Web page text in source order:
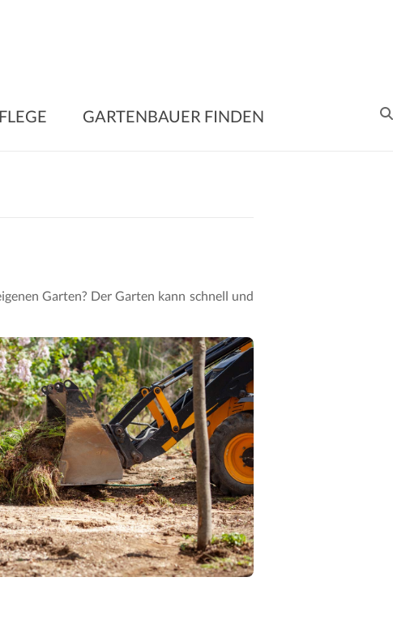
GARTENBAUER FINDEN
Garten? Der Garten kann schnell und